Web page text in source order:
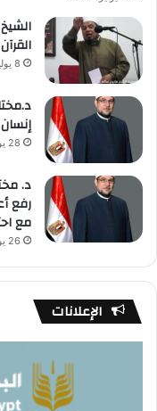
8 يوليو، 2026
28 يونيو، 2026
د.
رفع
مع
26 يونيو، 2026
الإعلانات